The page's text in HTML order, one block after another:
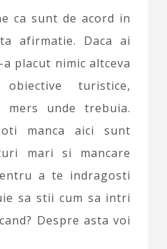
ca sunt de acord in
afirmatie. Daca ai
placut nimic altceva
turistice,
mers unde trebuia.
manca aici sunt
mari si mancare
a te indragosti
sa stii cum sa intri
Despre asta voi